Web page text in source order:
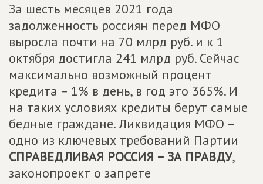
За шесть месяцев 2021 года
задолженность россиян перед МФО
выросла почти на 70 млрд руб. и к 1
октября достигла 241 млрд руб. Сейчас
максимально возможный процент
кредита – 1% в день, в год это 365%. И
на таких условиях кредиты берут самые
бедные граждане. Ликвидация МФО –
одно из ключевых требований Партии
СПРАВЕДЛИВАЯ РОССИЯ – ЗА ПРАВДУ,
законопроект о запрете